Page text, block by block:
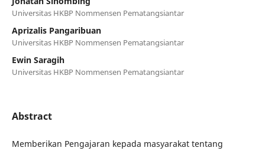
Universitas HKBP Nommensen Pematangsiantar
Aprizalis Pangaribuan
Universitas HKBP Nommensen Pematangsiantar
Ewin Saragih
Universitas HKBP Nommensen Pematangsiantar
Abstract
Memberikan Pengajaran kepada masyarakat tentang